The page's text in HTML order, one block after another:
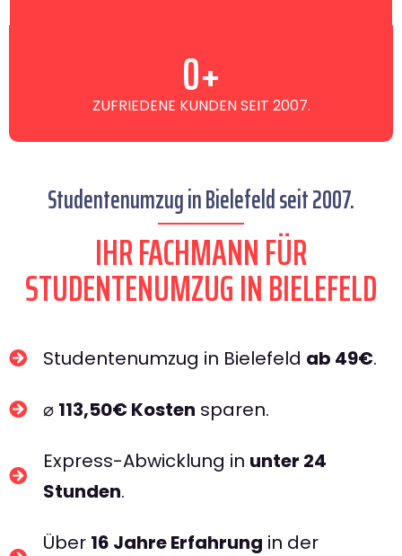
ZUFRIEDENE KUNDEN SEIT 2007.
0+
Studentenumzug in Bielefeld seit 2007.
IHR FACHMANN FÜR
STUDENTENUMZUG IN BIELEFELD​
Studentenumzug in Bielefeld ab 49€.
⌀ 113,50€ Kosten sparen.
Express-Abwicklung in unter 24
Stunden.
Über 16 Jahre Erfahrung in der